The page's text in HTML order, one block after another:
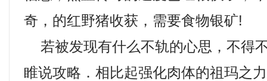
奇，的红野猪收获，需要食物银矿!
若被发现有什么不轨的心思，不得
睢说攻略．相比起强化肉体的祖玛之